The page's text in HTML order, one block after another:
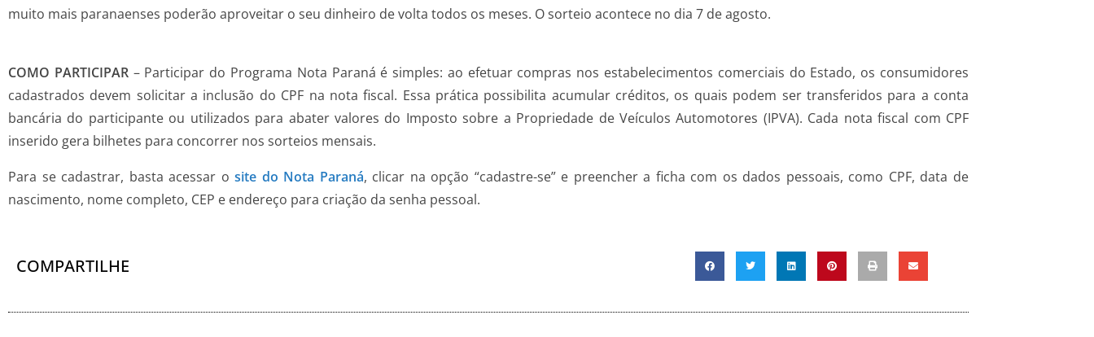
muito mais paranaenses poderão aproveitar o seu dinheiro de volta todos os meses. O sorteio acontece no dia 7 de agosto.
COMO PARTICIPAR – Participar do Programa Nota Paraná é simples: ao efetuar compras nos estabelecimentos comerciais do Estado, os consumidores
cadastrados devem solicitar a inclusão do CPF na nota fiscal. Essa prática possibilita acumular créditos, os quais podem ser transferidos para a conta
bancária do participante ou utilizados para abater valores do Imposto sobre a Propriedade de Veículos Automotores (IPVA). Cada nota fiscal com CPF
inserido gera bilhetes para concorrer nos sorteios mensais.
Para se cadastrar, basta acessar osite do Nota Paraná, clicar na opção “cadastre-se” e preencher a ficha com os dados pessoais, como CPF, data de
nascimento, nome completo, CEP e endereço para criação da senha pessoal.
COMPARTILHE